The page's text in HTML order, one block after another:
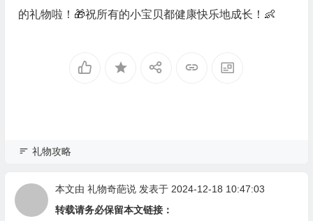
的礼物啦！🎁祝所有的小宝贝都健康快乐地成长！👶
礼物攻略
本文由 礼物奇葩说发表于 2024-12-18 10:47:03
转载请务必保留本文链接：